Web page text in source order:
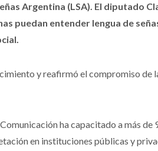
Argentina (LSA). El diputado
puedan entender lengua de
y reafirmó el compromiso de
ha capacitado a más de
en instituciones públicas y